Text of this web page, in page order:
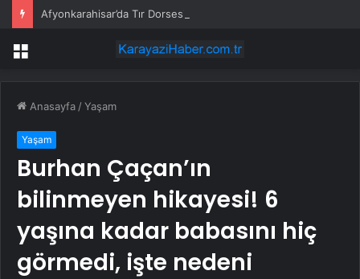
Afyonkarahisar’da Tır Dorsesi Kamyonetin Üzerine Devrildi
Menü
Anasayfa /Yaşam
Yaşam
Burhan Çaçan’ın
bilinmeyen hikayesi! 6
yaşına kadar babasını hiç
görmedi, işte nedeni